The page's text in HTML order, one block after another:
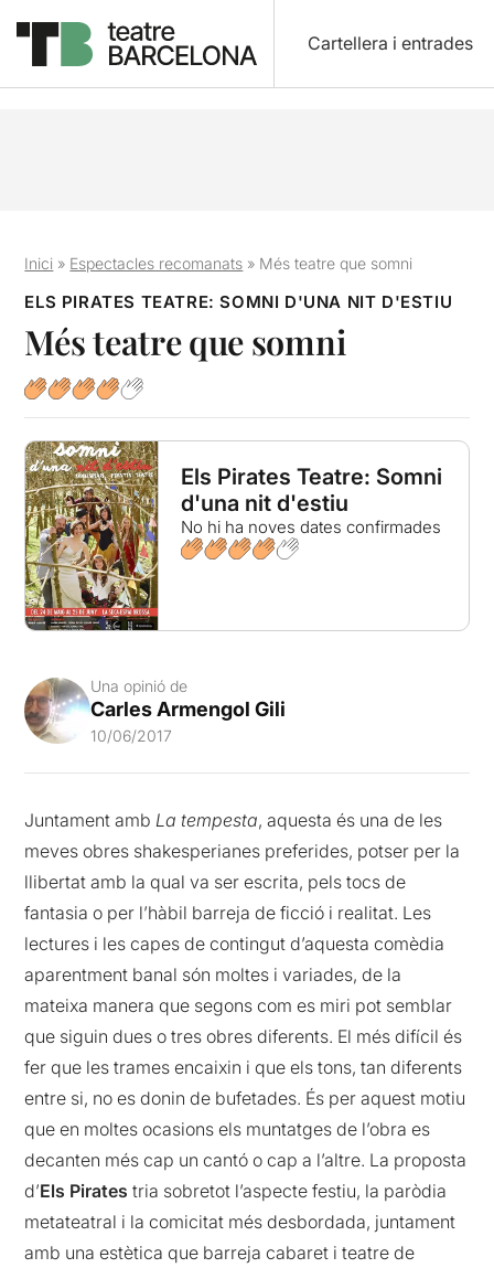
Cartellera i entrades
Inici » Espectacles recomanats » Més teatre que somni
ELS PIRATES TEATRE: SOMNI D'UNA NIT D'ESTIU
Més teatre que somni
Els Pirates Teatre: Somni
d'una nit d'estiu
No hi ha noves dates confirmades
Una opinió de
Carles Armengol Gili
10/06/2017
Juntament amb La tempesta, aquesta és una de les
meves obres shakesperianes preferides, potser per la
llibertat amb la qual va ser escrita, pels tocs de
fantasia o per l’hàbil barreja de ficció i realitat. Les
lectures i les capes de contingut d’aquesta comèdia
aparentment banal són moltes i variades, de la
mateixa manera que segons com es miri pot semblar
que siguin dues o tres obres diferents. El més difícil és
fer que les trames encaixin i que els tons, tan diferents
entre si, no es donin de bufetades. És per aquest motiu
que en moltes ocasions els muntatges de l’obra es
decanten més cap un cantó o cap a l’altre. La proposta
d’Els Pirates tria sobretot l’aspecte festiu, la paròdia
metateatral i la comicitat més desbordada, juntament
amb una estètica que barreja cabaret i teatre de